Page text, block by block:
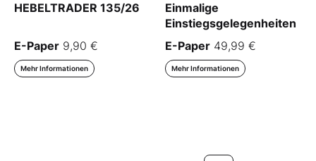
HEBELTRADER 135/26
E-Paper 9,90 €
Mehr Informationen
Einmalige
Einstiegsgelegenheiten
E-Paper 49,99 €
Mehr Informationen